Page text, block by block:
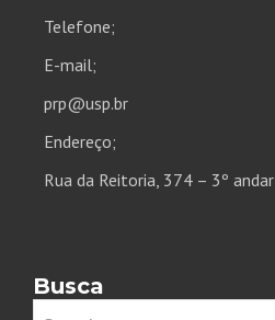
Telefone;
E-mail;
prp@usp.br
Endereço;
Rua da Reitoria, 374 – 3º andar
Busca